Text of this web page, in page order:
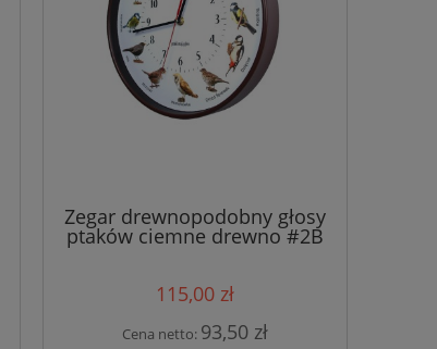
Zegar drewnopodobny głosy
ptaków ciemne drewno #2B
115,00 zł
Cena netto: 93,50 zł